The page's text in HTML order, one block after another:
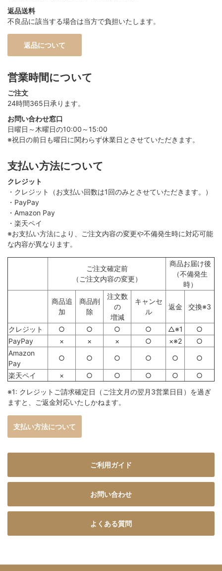
返品送料
不良品に該当する場合は当方で負担いたします。
返品について
営業時間について
ご注文
24時間365日承ります。
お問い合わせ窓口
日曜日～木曜日の10:00～15:00
※祝日の前日も曜日に関わらず休業日とさせていただきます。
支払い方法について
クレジット
・クレジット（お支払い回数は1回のみとさせていただきます。）
・PayPay
・Amazon Pay
・楽天ペイ
※お支払い方法により、ご注文内容の変更や不備発生時に対応可能
な内容が異なります。
ご注文確定前
（ご注文内容の変更）
商品お届け後
（不備発生
時）
商品追
加
商品削
除
注文数
の
増減
キャンセ
ル
返金 交換※3
クレジット ○ ○ ○ ○ △※1
○
PayPay
× × × ○ ×※2
○
Amazon
Pay
○ ○ ○ ○ ○ ○
楽天ペイ × ○ ○ ○ ○
○
※1: クレジットご請求確定日（ご注文月の翌月3営業日目）を過ぎ
ますと、ご返金対応いたしかねます。
支払い方法について
ご利用ガイド
お問い合わせ
よくある質問